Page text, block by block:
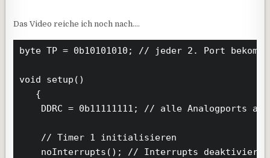
Das Video reiche ich noch nach….
byte TP = 0b10101010; // jeder 2. Port
void setup()
   {
DDRC = 0b11111111; // alle Analogports
    // Timer 1 initialisieren
    noInterrupts(); // Interrupts deaktivieren